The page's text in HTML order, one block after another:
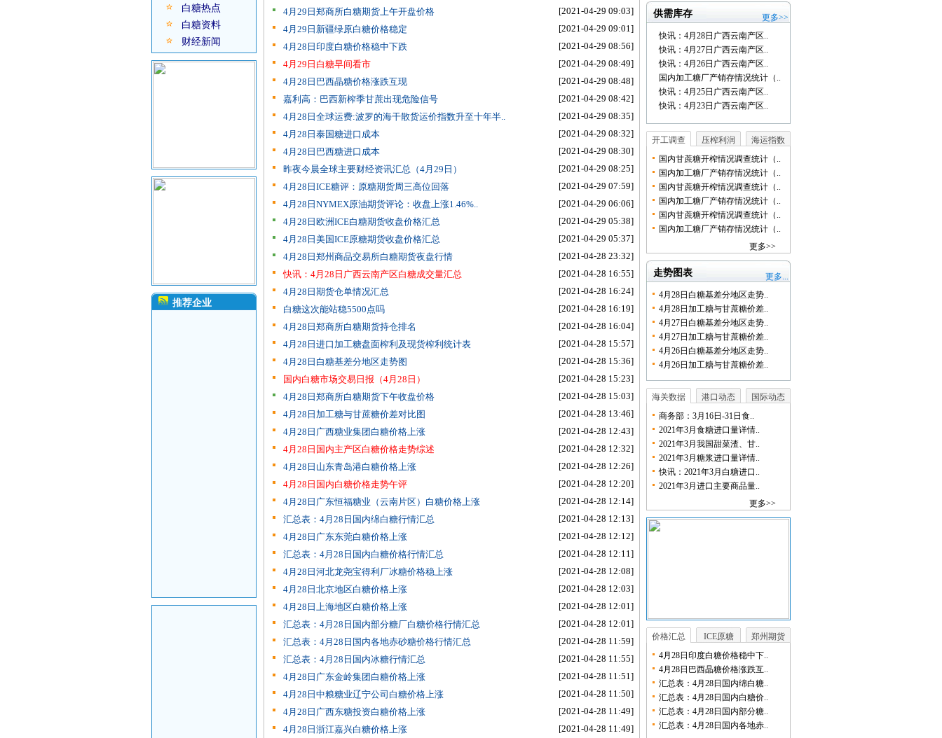
白糖热点
白糖资料
财经新闻
推荐企业
4月29日郑商所白糖期货上午开盘价格
[2021-04-29 09:03]
4月29日新疆绿原白糖价格稳定
[2021-04-29 09:01]
4月28日印度白糖价格稳中下跌
[2021-04-29 08:56]
4月29日白糖早间看市
[2021-04-29 08:49]
4月28日巴西晶糖价格涨跌互现
[2021-04-29 08:48]
嘉利高：巴西新榨季甘蔗出现危险信号
[2021-04-29 08:42]
4月28日全球运费:波罗的海干散货运价指数升至十年半..
[2021-04-29 08:35]
4月28日泰国糖进口成本
[2021-04-29 08:32]
4月28日巴西糖进口成本
[2021-04-29 08:30]
昨夜今晨全球主要财经资讯汇总（4月29日）
[2021-04-29 08:25]
4月28日ICE糖评：原糖期货周三高位回落
[2021-04-29 07:59]
4月28日NYMEX原油期货评论：收盘上涨1.46%..
[2021-04-29 06:06]
4月28日欧洲ICE白糖期货收盘价格汇总
[2021-04-29 05:38]
4月28日美国ICE原糖期货收盘价格汇总
[2021-04-29 05:37]
4月28日郑州商品交易所白糖期货夜盘行情
[2021-04-28 23:32]
快讯：4月28日广西云南产区白糖成交量汇总
[2021-04-28 16:55]
4月28日期货仓单情况汇总
[2021-04-28 16:24]
白糖这次能站稳5500点吗
[2021-04-28 16:19]
4月28日郑商所白糖期货持仓排名
[2021-04-28 16:04]
4月28日进口加工糖盘面榨利及现货榨利统计表
[2021-04-28 15:57]
4月28日白糖基差分地区走势图
[2021-04-28 15:36]
国内白糖市场交易日报（4月28日）
[2021-04-28 15:23]
4月28日郑商所白糖期货下午收盘价格
[2021-04-28 15:03]
4月28日加工糖与甘蔗糖价差对比图
[2021-04-28 13:46]
4月28日广西糖业集团白糖价格上涨
[2021-04-28 12:43]
4月28日国内主产区白糖价格走势综述
[2021-04-28 12:32]
4月28日山东青岛港白糖价格上涨
[2021-04-28 12:26]
4月28日国内白糖价格走势午评
[2021-04-28 12:20]
4月28日广东恒福糖业（云南片区）白糖价格上涨
[2021-04-28 12:14]
汇总表：4月28日国内绵白糖行情汇总
[2021-04-28 12:13]
4月28日广东东莞白糖价格上涨
[2021-04-28 12:12]
汇总表：4月28日国内白糖价格行情汇总
[2021-04-28 12:11]
4月28日河北龙尧宝得利厂冰糖价格稳上涨
[2021-04-28 12:08]
4月28日北京地区白糖价格上涨
[2021-04-28 12:03]
4月28日上海地区白糖价格上涨
[2021-04-28 12:01]
汇总表：4月28日国内部分糖厂白糖价格行情汇总
[2021-04-28 12:01]
汇总表：4月28日国内各地赤砂糖价格行情汇总
[2021-04-28 11:59]
汇总表：4月28日国内冰糖行情汇总
[2021-04-28 11:55]
4月28日广东金岭集团白糖价格上涨
[2021-04-28 11:51]
4月28日中粮糖业辽宁公司白糖价格上涨
[2021-04-28 11:50]
4月28日广西东糖投资白糖价格上涨
[2021-04-28 11:49]
4月28日浙江嘉兴白糖价格上涨
[2021-04-28 11:49]
供需库存
更多>>
快讯：4月28日广西云南产区..
快讯：4月27日广西云南产区..
快讯：4月26日广西云南产区..
国内加工糖厂产销存情况统计（..
快讯：4月25日广西云南产区..
快讯：4月23日广西云南产区..
开工调查 压榨利润
海运指数
国内甘蔗糖开榨情况调查统计（..
国内加工糖厂产销存情况统计（..
国内甘蔗糖开榨情况调查统计（..
国内加工糖厂产销存情况统计（..
国内甘蔗糖开榨情况调查统计（..
国内加工糖厂产销存情况统计（..
更多>>
走势图表
更多...
4月28日白糖基差分地区走势..
4月28日加工糖与甘蔗糖价差..
4月27日白糖基差分地区走势..
4月27日加工糖与甘蔗糖价差..
4月26日白糖基差分地区走势..
4月26日加工糖与甘蔗糖价差..
海关数据 港口动态
国际动态
商务部：3月16日-31日食..
2021年3月食糖进口量详情..
2021年3月我国甜菜渣、甘..
2021年3月糖浆进口量详情..
快讯：2021年3月白糖进口..
2021年3月进口主要商品量..
更多>>
价格汇总 ICE原糖
郑州期货
4月28日印度白糖价格稳中下..
4月28日巴西晶糖价格涨跌互..
汇总表：4月28日国内绵白糖..
汇总表：4月28日国内白糖价..
汇总表：4月28日国内部分糖..
汇总表：4月28日国内各地赤..